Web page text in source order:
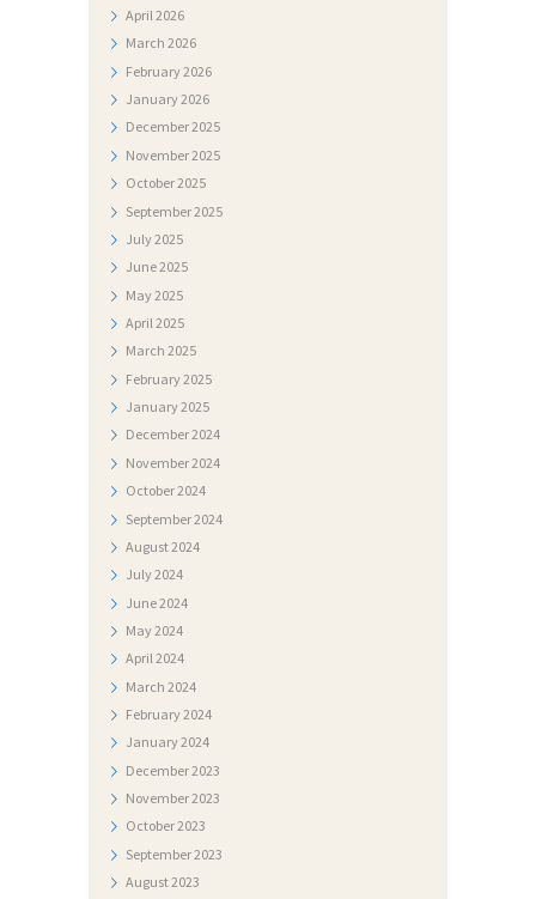
April2026
March 2026
February2026
January2026
December2025
November2025
October2025
September2025
July2025
June2025
May2025
April 2025
March 2025
February2025
January2025
December2024
November2024
October2024
September2024
August2024
July2024
June2024
May2024
April2024
March 2024
February2024
January2024
December2023
November2023
October2023
September2023
August2023